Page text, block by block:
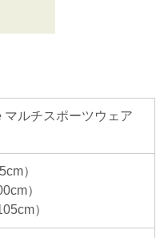
マルチスポーツウェア
）
）
）